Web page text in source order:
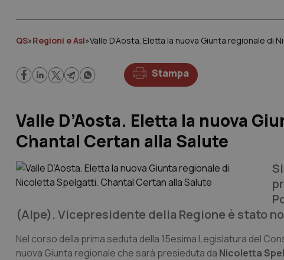
QS»Regioni e Asl»Valle D’Aosta. Eletta la nuova Giunta regionale di
Stampa
Valle D’Aosta. Eletta la nuova
Chantal Certan alla Salute
(Alpe). Vicepresidente della Regione è stato
Nel corso della prima seduta della 15esima Legislatura del
nuova Giunta regionale che sarà presieduta da Nicoletta